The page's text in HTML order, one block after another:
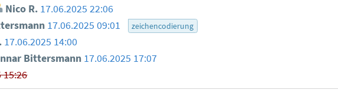
Nico R. 17.06.2025 22:06
17.06.2025 09:01 zeichencodierung
17.06.2025 14:00
Bittersmann 17.06.2025 17:07
15:26